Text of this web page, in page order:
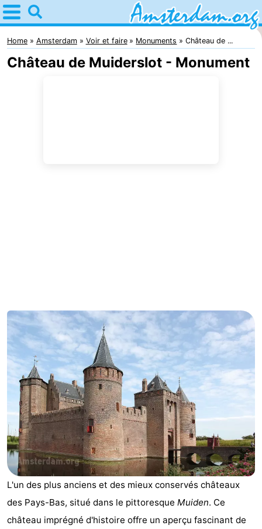
Home
Amsterdam
Itinéraires
Het
Amsterdamse
Bos
Spaarnwoude
Hôtels
Last
minutes
Musées
Attractions
Choses
à
faire
Lieux
d'intérêt
Home Amsterdam Voir et faire Monuments Château de ...
Château de Muiderslot - Monument
L'un des plus anciens et des mieux conservés châteaux
des Pays-Bas, situé dans le pittoresque Muiden. Ce
château imprégné d'histoire offre un aperçu fascinant de